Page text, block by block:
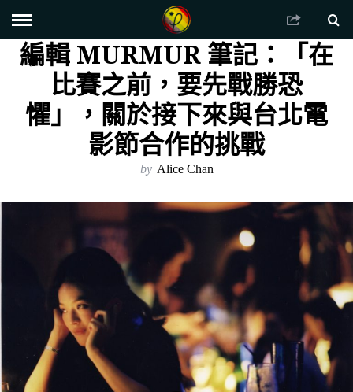
編輯 MURMUR 筆記：「在
比賽之前，要先戰勝恐
懼」，關於接下來與台北電
影節合作的挑戰
by Alice Chan